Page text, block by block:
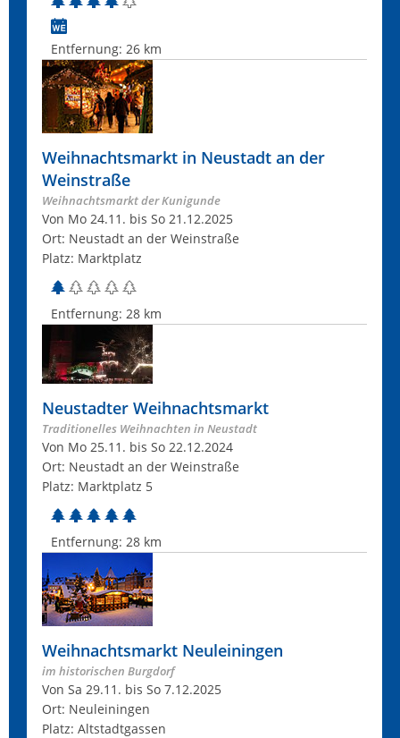
Entfernung: 26 km
Weihnachtsmarkt in Neustadt an der
Weinstraße
Weihnachtsmarkt der Kunigunde
Von Mo 24.11. bis So 21.12.2025
Ort: Neustadt an der Weinstraße
Platz: Marktplatz
Entfernung: 28 km
Neustadter Weihnachtsmarkt
Traditionelles Weihnachten in Neustadt
Von Mo 25.11. bis So 22.12.2024
Ort: Neustadt an der Weinstraße
Platz: Marktplatz 5
Entfernung: 28 km
Weihnachtsmarkt Neuleiningen
im historischen Burgdorf
Von Sa 29.11. bis So 7.12.2025
Ort: Neuleiningen
Platz: Altstadtgassen